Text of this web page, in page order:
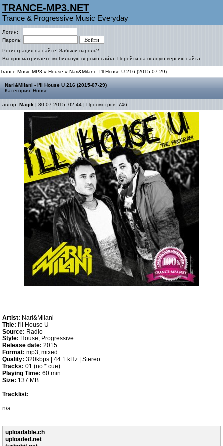
TRANCE-MP3.NET
Trance & Progressive Music Everyday
Логин:
Пароль:
Регистрация на сайте! Забыли пароль?
Вы просматриваете мобильную версию сайта. Перейти на полную версию сайта.
Trance Music MP3 » House » Nari&Milani - I'll House U 216 (2015-07-29)
Nari&Milani - I'll House U 216 (2015-07-29)
Категория: House
автор: Magik | 30-07-2015, 02:44 | Просмотров: 746
Artist: Nari&Milani
Title: I'll House U
Source: Radio
Style: House, Progressive
Release date: 2015
Format: mp3, mixed
Quality: 320kbps | 44.1 kHz | Stereo
Tracks: 01 (no *.cue)
Playing Time: 60 min
Size: 137 MB
Tracklist:
n/a
uploadable.ch
uploaded.net